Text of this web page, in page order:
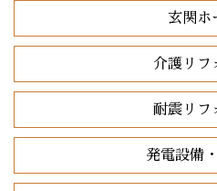
玄関ホ
介護リフ
耐震リフ
発電設備